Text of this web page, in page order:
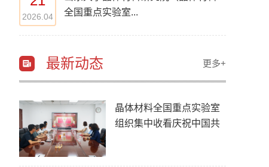
2026.04
全国重点实验室...
最新动态 更多+
晶体材料全国重点实验室
组织集中收看庆祝中国共